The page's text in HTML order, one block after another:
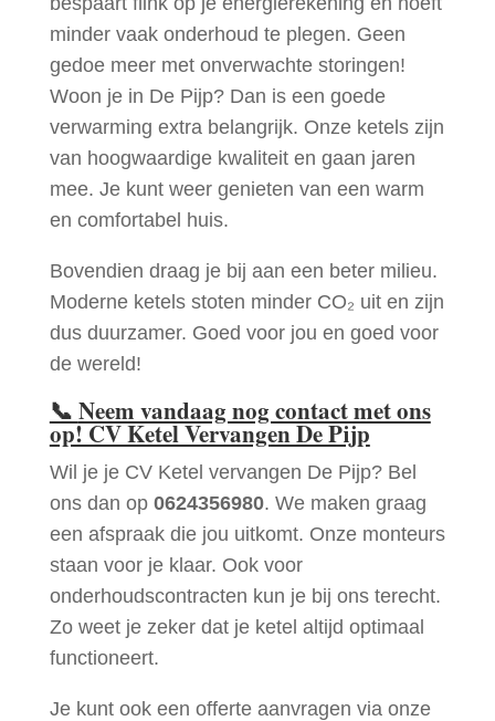
minder vaak onderhoud te plegen. Geen
gedoe meer met onverwachte storingen!
Woon je in De Pijp? Dan is een goede
verwarming extra belangrijk. Onze ketels zijn
van hoogwaardige kwaliteit en gaan jaren
mee. Je kunt weer genieten van een warm
en comfortabel huis.
Bovendien draag je bij aan een beter milieu.
Moderne ketels stoten minder CO₂ uit en zijn
dus duurzamer. Goed voor jou en goed voor
de wereld!
📞 Neem vandaag nog contact met ons
op! CV Ketel Vervangen De Pijp
Wil je je CV Ketel vervangen De Pijp? Bel
ons dan op 0624356980. We maken graag
een afspraak die jou uitkomt. Onze monteurs
staan voor je klaar. Ook voor
onderhoudscontracten kun je bij ons terecht.
Zo weet je zeker dat je ketel altijd optimaal
functioneert.
Je kunt ook een offerte aanvragen via onze